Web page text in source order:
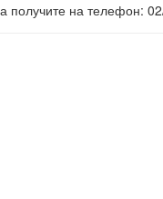
получите на телефон: